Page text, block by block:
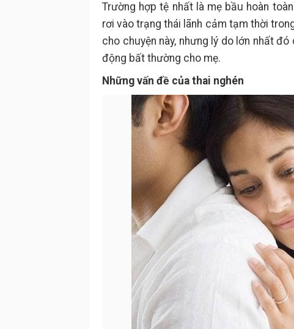
Trường hợp tệ nhất là mẹ bầu hoàn
rơi vào trạng thái lãnh cảm tạm thời
cho chuyện này, nhưng lý do lớn nhất
động bất thường cho mẹ.
Những vấn đề của thai nghén